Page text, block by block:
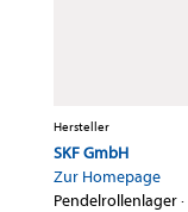
Hersteller
SKF GmbH
Zur Homepage
Pendelrollenlager·